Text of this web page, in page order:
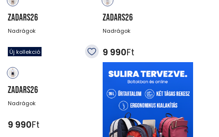
ZADARS26
Nadrágok
9 990Ft
ZADARS26
Nadrágok
9 990Ft
Új kollekció
ZADARS26
Nadrágok
9 990Ft